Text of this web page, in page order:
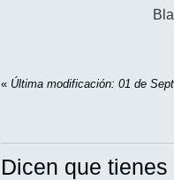
« Última modificación: 01 de
Dicen que